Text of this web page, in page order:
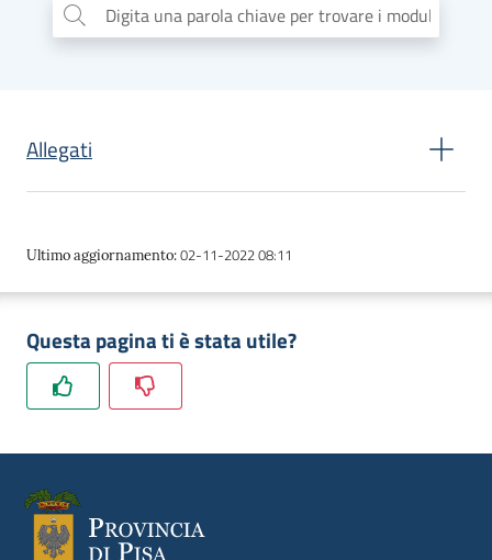
Argomenti
Seguici
Digita una parola chiave per trovare i moduli
Allegati
Ultimo aggiornamento:02-11-2022 08:11
Questa pagina ti è stata utile?